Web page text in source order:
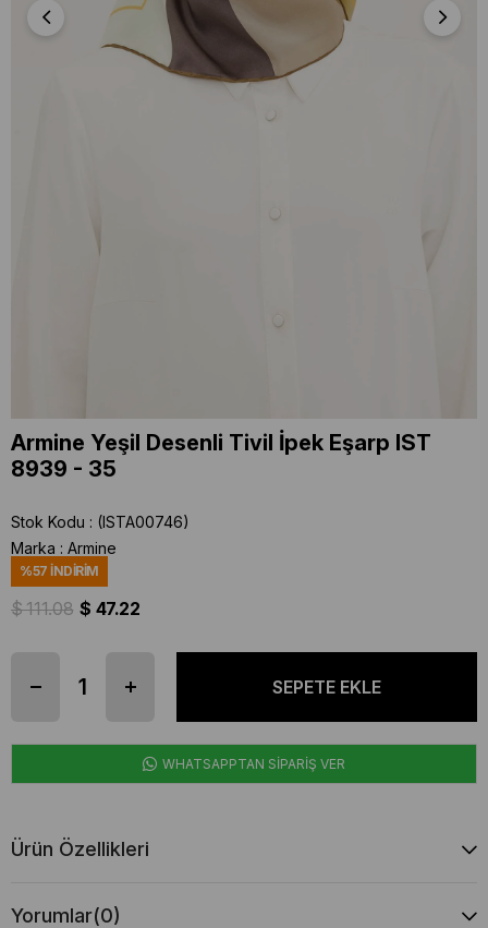
Armine Yeşil Desenli Tivil İpek Eşarp IST
8939 - 35
Stok Kodu
(ISTA00746)
Marka : Armine
%57 İNDIRIM
$ 111.08 $ 47.22
WHATSAPPTAN SİPARİŞ VER
Ürün Özellikleri
Yorumlar(0)